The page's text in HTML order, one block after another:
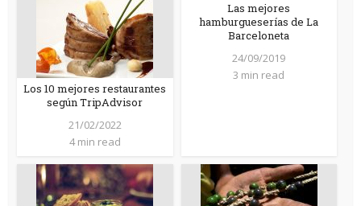
Los 10 mejores restaurantes
según TripAdvisor
21/02/2022
4 min read
Las mejores
hamburgueserías de La
Barceloneta
24/09/2019
3 min read